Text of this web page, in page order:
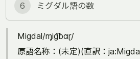
6 ミグダル語の数
Migdal/ɱi̙ɡ͡bɑɽ/
原語名称：(未定)(直訳：